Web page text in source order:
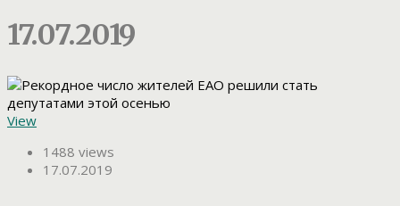
17.07.2019
View
1488 views
17.07.2019